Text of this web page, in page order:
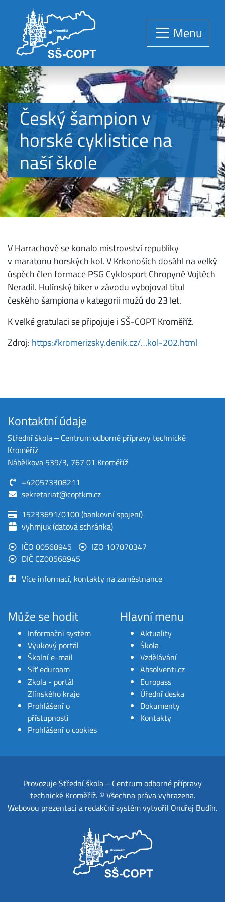
Menu
Český šampion v
horské cyklistice na
naší škole
V Harrachově se konalo mistrovství republiky
v maratonu horských kol. V Krkonoších dosáhl na velký
úspěch člen formace PSG Cyklosport Chropyně Vojtěch
Neradil. Hulínský biker v závodu vybojoval titul
českého šampiona v kategorii mužů do 23 let.
K velké gratulaci se připojuje i SŠ-COPT Kroměříž.
Zdroj: https://kromerizsky.denik.cz/…kol-202.html
Kontaktní údaje
Střední škola ‒ Centrum odborné přípravy technické
Kroměříž
Nábělkova 539/3, 767 01 Kroměříž
+420573308211
sekretariat@coptkm.cz
15233691/0100 (bankovní spojení)
vyhmjux (datová schránka)
IČO 00568945
IZO 107870347
DIČ CZ00568945
Více informací, kontakty na zaměstnance
Může se hodit
Informační systém
Výukový portál
Školní e-mail
Síť eduroam
Zkola - portál
Zlínského kraje
Prohlášení o
přístupnosti
Prohlášení o cookies
Hlavní menu
Aktuality
Škola
Vzdělávání
Absolventi.cz
Europass
Úřední deska
Dokumenty
Kontakty
ProvozujeStřední škola ‒ Centrum odborné přípravy
technické Kroměříž. © Všechna práva vyhrazena.
Webovou prezentaci a redakční systémvytvořil Ondřej Budín.